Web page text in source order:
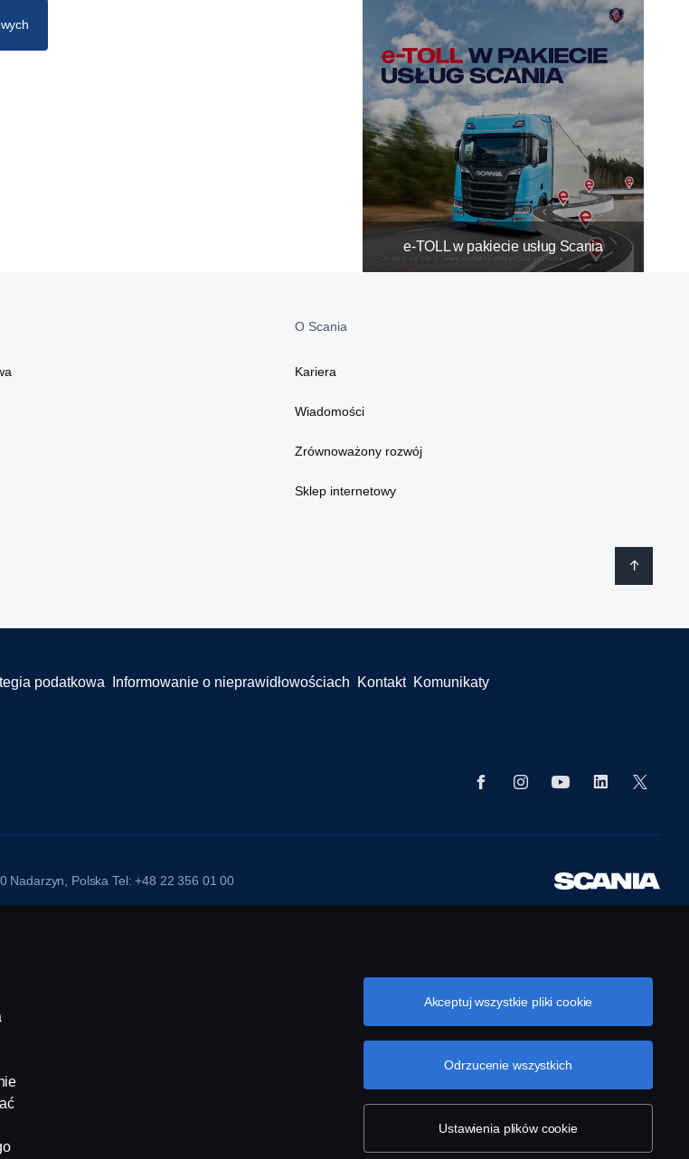
e-TOLL w pakiecie usług Scania
O Scania
Kariera
Wiadomości
Zrównoważony rozwój
Sklep internetowy
podatkowa Informowanie o nieprawidłowościach Kontakt Komunikaty
Nadarzyn, Polska Tel: +48 22 356 01 00
Ustawienia plików cookie
Odrzucenie wszystkich
Akceptuj wszystkie pliki cookie